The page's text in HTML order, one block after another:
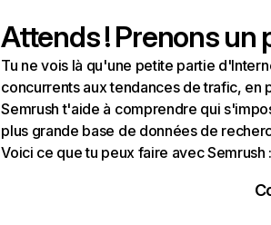
Attends ! Prenons un
Tu ne vois là qu'une petite partie
concurrents aux tendances de trafic, en
Semrush t'aide à comprendre qui
plus grande base de données de
Voici ce que tu peux faire avec Semrush